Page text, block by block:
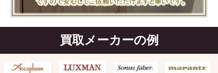
買取メーカーの例